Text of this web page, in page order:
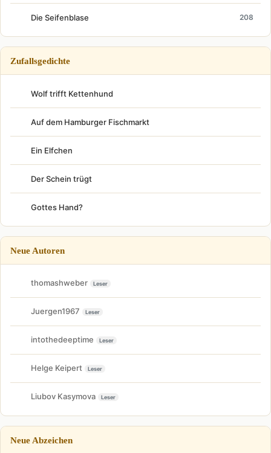
Die Seifenblase 208
Zufallsgedichte
Wolf trifft Kettenhund
Auf dem Hamburger Fischmarkt
Ein Elfchen
Der Schein trügt
Gottes Hand?
Neue Autoren
thomashweber Leser
Juergen1967 Leser
intothedeeptime Leser
Helge Keipert Leser
Liubov Kasymova Leser
Neue Abzeichen